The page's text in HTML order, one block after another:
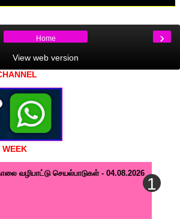
›
Home
View web version
WEEK
வழிபாட்டு செயல்பாடுகள் - 04.08.2026